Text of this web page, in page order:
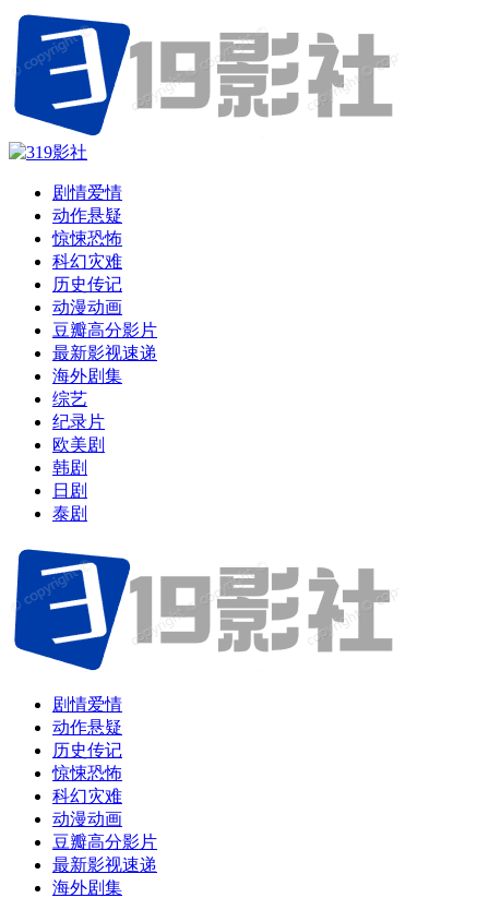
剧情爱情
动作悬疑
惊悚恐怖
科幻灾难
历史传记
动漫动画
豆瓣高分影片
最新影视速递
海外剧集
综艺
纪录片
欧美剧
韩剧
日剧
泰剧
剧情爱情
动作悬疑
历史传记
惊悚恐怖
科幻灾难
动漫动画
豆瓣高分影片
最新影视速递
海外剧集